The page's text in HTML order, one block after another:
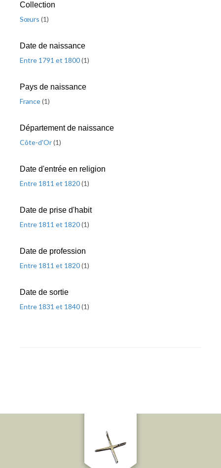
Collection
Sœurs (1)
Date de naissance
Entre 1791 et 1800(1)
Pays de naissance
France(1)
Département de naissance
Côte-d'Or(1)
Date d'entrée en religion
Entre 1811 et 1820(1)
Date de prise d'habit
Entre 1811 et 1820(1)
Date de profession
Entre 1811 et 1820(1)
Date de sortie
Entre 1831 et 1840(1)